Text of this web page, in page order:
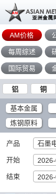
AM价格
每周综述
国际贸易
铝 铜
基本金属
炼钢原料
产品 石墨
开始
结束